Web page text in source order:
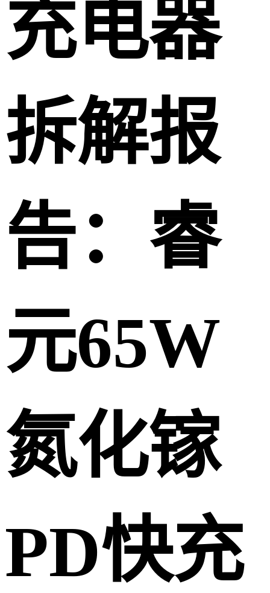
充电器
拆解报
告：睿
元65W
氮化镓
PD快充